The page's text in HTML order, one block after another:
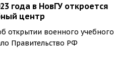
года в НовГУ откроется
центр
открытии военного учебного
Правительство РФ